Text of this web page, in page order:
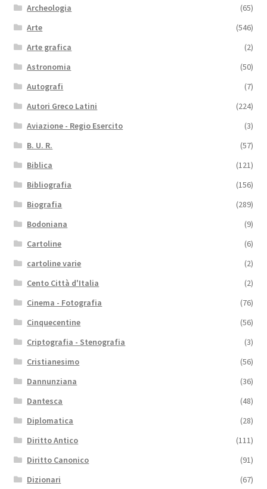
Archeologia
(65)
Arte
(546)
Arte grafica
(2)
Astronomia
(50)
Autografi
(7)
Autori Greco Latini
(224)
Aviazione - Regio Esercito
(3)
B. U. R.
(57)
Biblica
(121)
Bibliografia
(156)
Biografia
(289)
Bodoniana
(9)
Cartoline
(6)
cartoline varie
(2)
Cento Città d'Italia
(2)
Cinema - Fotografia
(76)
Cinquecentine
(56)
Criptografia - Stenografia
(3)
Cristianesimo
(56)
Dannunziana
(36)
Dantesca
(48)
Diplomatica
(28)
Diritto Antico
(111)
Diritto Canonico
(91)
Dizionari
(67)